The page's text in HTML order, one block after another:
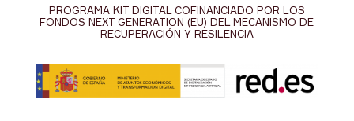
PROGRAMA KIT DIGITAL COFINANCIADO POR LOS
FONDOS NEXT GENERATION (EU) DEL MECANISMO DE
RECUPERACIÓN Y RESILENCIA